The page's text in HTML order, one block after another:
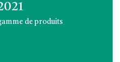
de produits